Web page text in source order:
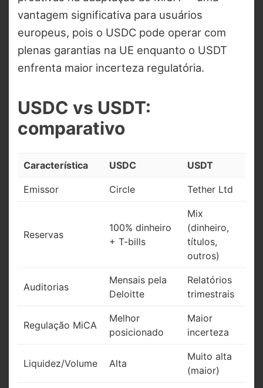
vantagem significativa para usuários
europeus, pois o USDC pode operar com
plenas garantias na UE enquanto o USDT
enfrenta maior incerteza regulatória.
USDC vs USDT:
comparativo
Característica USDC USDT
Emissor Circle Tether Ltd
Reservas
100% dinheiro
+ T-bills
Mix
(dinheiro,
títulos,
outros)
Auditorias
Mensais pela
Deloitte
Relatórios
trimestrais
Regulação MiCA
Melhor
posicionado
Maior
incerteza
Liquidez/Volume Alta
Muito alta
(maior)